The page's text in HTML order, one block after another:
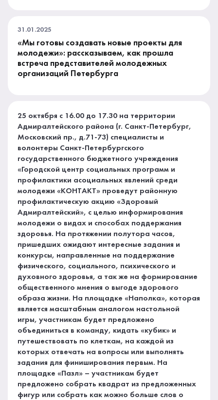
31.01.2025
«Мы готовы создавать новые проекты для
молодежи»: рассказываем, как прошла
встреча представителей молодежных
организаций Петербурга
25 октября с 16.00 до 17.30 на территории
Адмиралтейского района (г. Санкт-Петербург,
Московский пр., д.71-73) специалисты и
волонтеры Санкт-Петербургского
государственного бюджетного учреждения
«Городской центр социальных программ и
профилактики асоциальных явлений среди
молодежи «КОНТАКТ» проведут районную
профилактическую акцию «Здоровый
Адмиралтейский», с целью информирования
молодежи о видах и способах поддержания
здоровья. На протяжении полутора часов,
пришедших ожидают интересные задания и
конкурсы, направленные на поддержание
физического, социального, психического и
духовного здоровья, а так же на формирование
общественного мнения о выгоде здорового
образа жизни. На площадке «Наполка», которая
является масштабным аналогом настольной
игры, участникам будет предложено
объединиться в команду, кидать «кубик» и
путешествовать по клеткам, на каждой из
которых отвечать на вопросы или выполнять
задания для финиширования первым. На
площадке «Пазл» – участникам будет
предложено собрать квадрат из предложенных
фигур или собрать как можно больше слов о